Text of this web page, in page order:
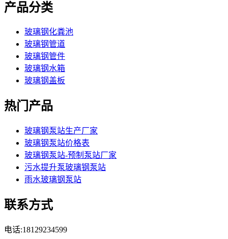
产品分类
玻璃钢化粪池
玻璃钢管道
玻璃钢管件
玻璃钢水箱
玻璃钢盖板
热门产品
玻璃钢泵站生产厂家
玻璃钢泵站价格表
玻璃钢泵站-预制泵站厂家
污水提升泵玻璃钢泵站
雨水玻璃钢泵站
联系方式
电话:18129234599